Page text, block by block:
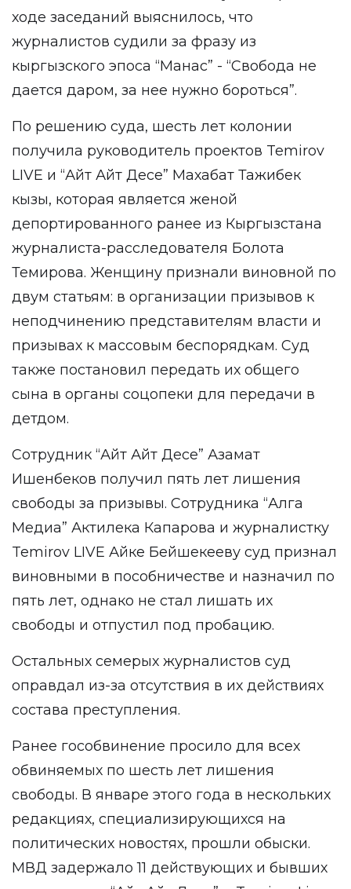
ходе заседаний выяснилось, что
журналистов судили за фразу из
кыргызского эпоса “Манас” - “Свобода не
дается даром, за нее нужно бороться”.
По решению суда, шесть лет колонии
получила руководитель проектов Temirov
LIVE и “Айт Айт Десе” Махабат Тажибек
кызы, которая является женой
депортированного ранее из Кыргызстана
журналиста-расследователя Болота
Темирова. Женщину признали виновной по
двум статьям: в организации призывов к
неподчинению представителям власти и
призывах к массовым беспорядкам. Суд
также постановил передать их общего
сына в органы соцопеки для передачи в
детдом.
Сотрудник “Айт Айт Десе” Азамат
Ишенбеков получил пять лет лишения
свободы за призывы. Сотрудника “Алга
Медиа” Актилека Капарова и журналистку
Temirov LIVE Айке Бейшекееву суд признал
виновными в пособничестве и назначил по
пять лет, однако не стал лишать их
свободы и отпустил под пробацию.
Остальных семерых журналистов суд
оправдал из-за отсутствия в их действиях
состава преступления.
Ранее гособвинение просило для всех
обвиняемых по шесть лет лишения
свободы. В январе этого года в нескольких
редакциях, специализирующихся на
политических новостях, прошли обыски.
МВД задержало 11 действующих и бывших